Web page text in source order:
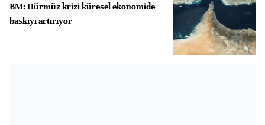
BM: Hürmüz krizi küresel ekonomide
baskıyı artırıyor